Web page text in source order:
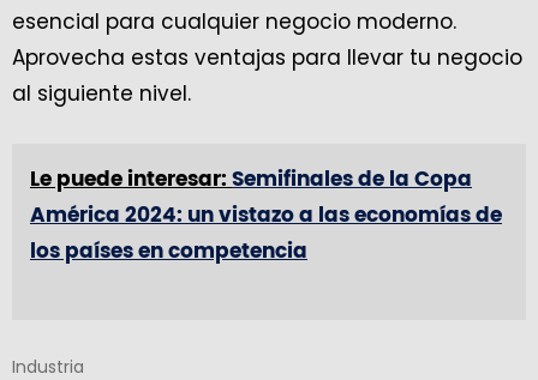
esencial para cualquier negocio moderno.
Aprovecha estas ventajas para llevar tu negocio
al siguiente nivel.
Le puede interesar: Semifinales de la Copa
América 2024: un vistazo a las economías de
los países en competencia
Industria